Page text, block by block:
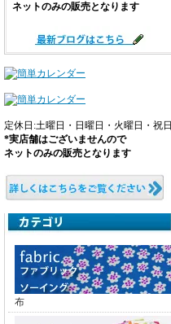
ネットのみの販売となります
定休日:土曜日・日曜日・火曜日・祝日
*実店舗はございませんので
ネットのみの販売となります
布